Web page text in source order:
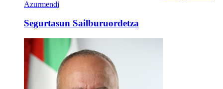
Azurmendi
Segurtasun Sailburuordetza